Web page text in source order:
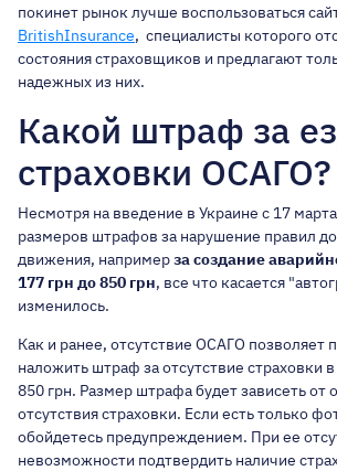
покинет рынок лучше воспользоваться
BritishInsurance, специалисты которого
состояния страховщиков и предлагают
надежных из них.
Какой штраф за
страховки ОСАГО?
Несмотря на введение в Украине с 17
размеров штрафов за нарушение правил
движения, напримерза создание
177 грн до 850 грн, все что касается
изменилось.
Как и ранее, отсутствие ОСАГО позволяет
наложить штраф за отсутствие страховки
850 грн. Размер штрафа будет зависеть от
отсутствия страховки. Если есть только
обойдетесь предупреждением. При ее
невозможности подтвердить наличие